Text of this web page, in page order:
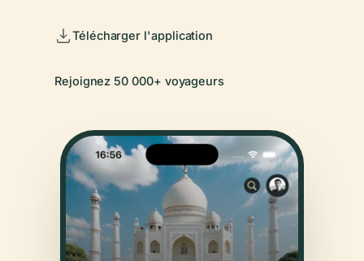
Télécharger l'application
Rejoignez 50 000+ voyageurs